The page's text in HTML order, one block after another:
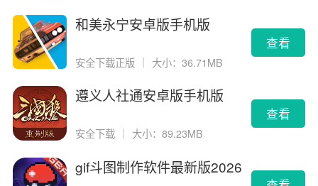
和美永宁安卓版手机版
安全下载正版 大小：36.71MB
查看
遵义人社通安卓版手机版
安全下载 大小：89.23MB
查看
gif斗图制作软件最新版2026